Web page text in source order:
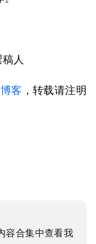
人
客 ，转载请注明
容合集中查看我